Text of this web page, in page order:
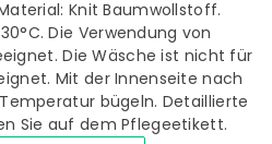
Knit Baumwollstoff.
Die Verwendung von
Die Wäsche ist nicht für
Mit der Innenseite nach
bügeln. Detaillierte
Sie auf dem Pflegeetikett.